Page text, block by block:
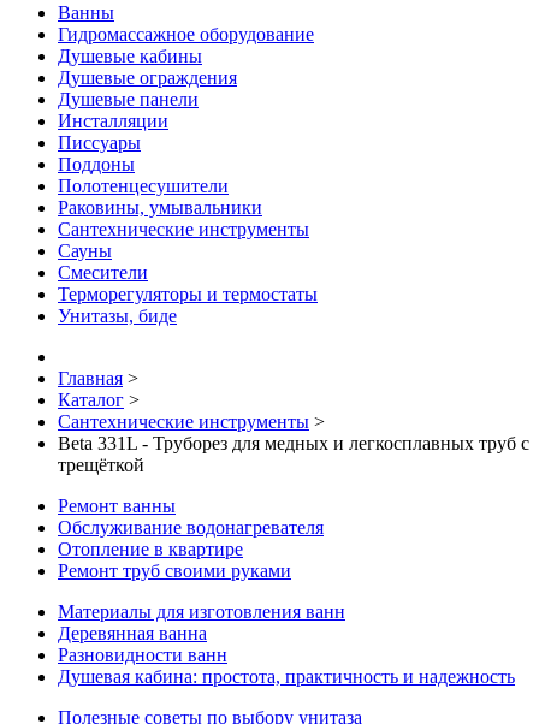
Ванны
Гидромассажное оборудование
Душевые кабины
Душевые ограждения
Душевые панели
Инсталляции
Писсуары
Поддоны
Полотенцесушители
Раковины, умывальники
Сантехнические инструменты
Сауны
Смесители
Терморегуляторы и термостаты
Унитазы, биде
Главная >
Каталог >
Сантехнические инструменты >
Beta 331L - Труборез для медных и легкосплавных труб с
трещёткой
Ремонт ванны
Обслуживание водонагревателя
Отопление в квартире
Ремонт труб своими руками
Материалы для изготовления ванн
Деревянная ванна
Разновидности ванн
Душевая кабина: простота, практичность и надежность
Полезные советы по выбору унитаза